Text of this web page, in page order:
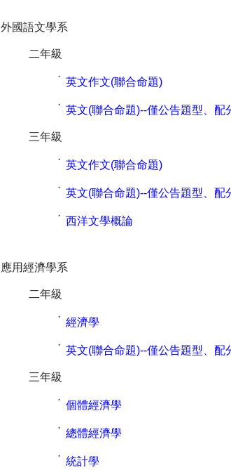
外國語文學系
二年級
˙ 英文作文(聯合命題)
˙ 英文(聯合命題)--僅公告題型、配
三年級
˙ 英文作文(聯合命題)
˙ 英文(聯合命題)--僅公告題型、配
˙ 西洋文學概論
應用經濟學系
二年級
˙ 經濟學
˙ 英文(聯合命題)--僅公告題型、配
三年級
˙ 個體經濟學
˙ 總體經濟學
˙ 統計學